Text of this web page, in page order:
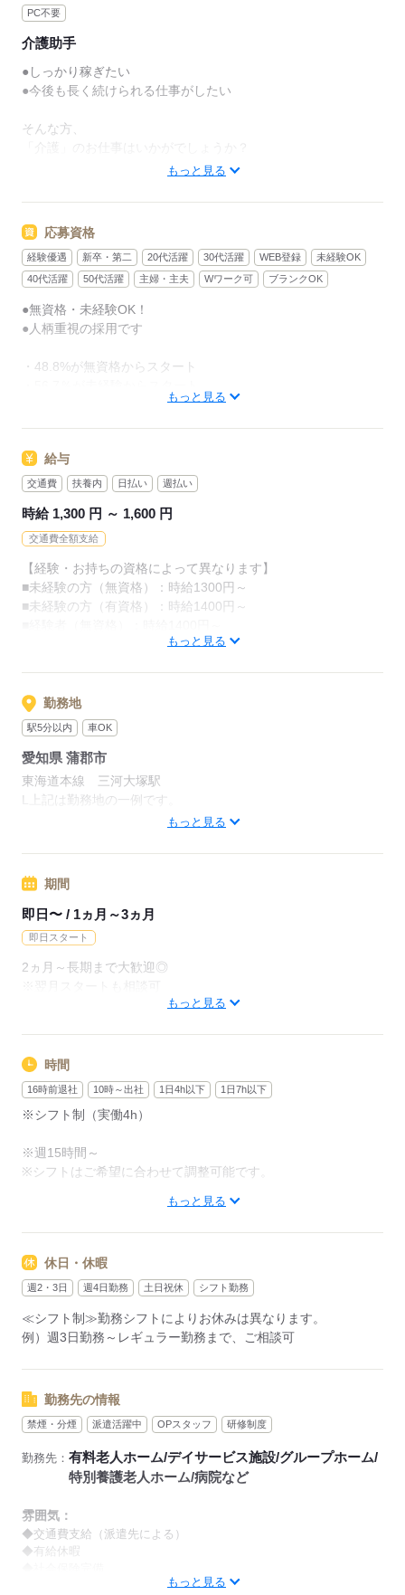
PC不要
介護助手
●しっかり稼ぎたい
●今後も長く続けられる仕事がしたい
そんな方、
経験や資格がまったくいらない
“サポート”的なお仕事が増えてるんです。
たとえば、未経験・無資格の
新人さんにお任せするのは
リネン（シーツ・枕カバー・タオル類）
の補充・運搬 など
本当に誰でもできる
カンタンなお仕事ばかり。
お仕事に慣れてきたら、少しずつ
専門的なこともお任せしていきます。
（食事・入浴・お手洗いのサポートなど）
きちんと経験を積めば、
あなたもはじめてみませんか？
応募する
もっと見る
応募資格
経験優遇 新卒・第二 20代活躍 30代活躍 WEB登録
未経験OK
40代活躍
50代活躍 主婦・主夫 Wワーク可 ブランクOK
●無資格・未経験OK！
●人柄重視の採用です
・48.8%が無資格からスタート
資格がとれるまでは無資格・未経験でも
介護未経験の方を全力でバックアップします！
もちろん経験者の方や、
介護福祉士、ケアマネージャー、
介護職員初任者研修等の資格保有者の方も大歓迎！
応募する
もっと見る
給与
交通費 扶養内 日払い 週払い
時給 1,300 円 ～ 1,600 円
交通費全額支給
【経験・お持ちの資格によって異なります】
■未経験の方（無資格）：時給1300円～
■未経験の方（有資格）：時給1400円～
■経験者（有資格）：時給1500円～
※22時～翌5時の就労は深夜時給適用
※お給料は最短で週払いOK！（規定有）
※残業代は別途全額支給
【月給例】
月給228800円（月22日勤務・実働1日8h）
※未経験の方（無資格）：時給1300円で算出した場合となりま
※交通費全額支給（派遣先による）
※車通勤OK/規定あり
応募する
もっと見る
勤務地
駅5分以内 車OK
愛知県 蒲郡市
東海道本線 三河大塚駅
L上記は勤務地の一例です。
【他勤務先例】入居施設、デイサービス、ショートステイ、ク
もっと見る
期間
即日〜 / 1ヵ月～3ヵ月
即日スタート
2ヵ月～長期まで大歓迎◎
※試用期間（初回2ヵ月契約）もっと見る
時間
16時前退社 10時～出社 1日4h以下 1日7h以下
※シフト制（実働4h）
※週15時間～
※シフトはご希望に合わせて調整可能です。
09：00～18：00
【遅番】
【夜勤】
17：00～10：00
2～3ヵ月程度のならし日勤が必要です
その他、
●週2日・1日4h～
●日勤のみ
など、いろんなシフトのお仕事をご紹介できます！
登録の際に、あなたのご希望をお聞かせください。
勤務したシフトを申請後、最短で2日後に給与GETも可能！
もっと見る
休日・休暇
週2・3日 週4日勤務 土日祝休 シフト勤務
≪シフト制≫勤務シフトによりお休みは異なります。
例）週3日勤務～レギュラー勤務まで、ご相談可
勤務先の情報
禁煙・分煙 派遣活躍中 OPスタッフ 研修制度
勤務先： 有料老人ホーム/デイサービス施設/グループホーム/
特別養護老人ホーム/病院など
雰囲気：
◆交通費支給（派遣先による）
◆有給休暇
※喫煙環境に関しては就業場所ごとに異なります。
もっと見る